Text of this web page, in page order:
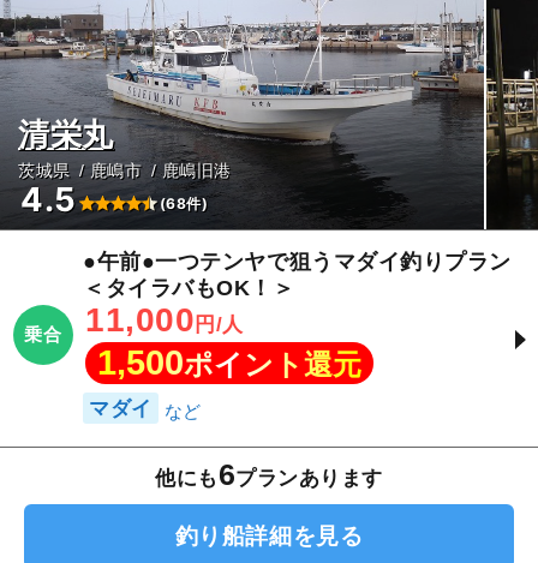
清栄丸
茨城県 鹿嶋市 鹿嶋旧港
4.5 (68件)
乗合
●午前●一つテンヤで狙うマダイ釣りプラン
＜タイラバもOK！＞
11,000 円/人
1,500ポイント還元
マダイ
他にも 6プランあります
釣り船詳細を見る